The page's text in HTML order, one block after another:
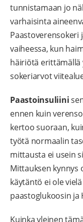
tunnistamaan jo
varhaisinta
Paastoverensokeri
vaiheessa, kun
häiriötä erittämällä
sokeriarvot
Paastoinsuliini
ennen kuin
kertoo suoraan,
työtä normaalin
mittausta ei usein
Mittauksen kynnys
käytäntö ei ole
paastoglukoosin ja
Kuinka yleinen